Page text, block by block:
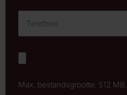
Max. bestandsgrootte: 512 MB.